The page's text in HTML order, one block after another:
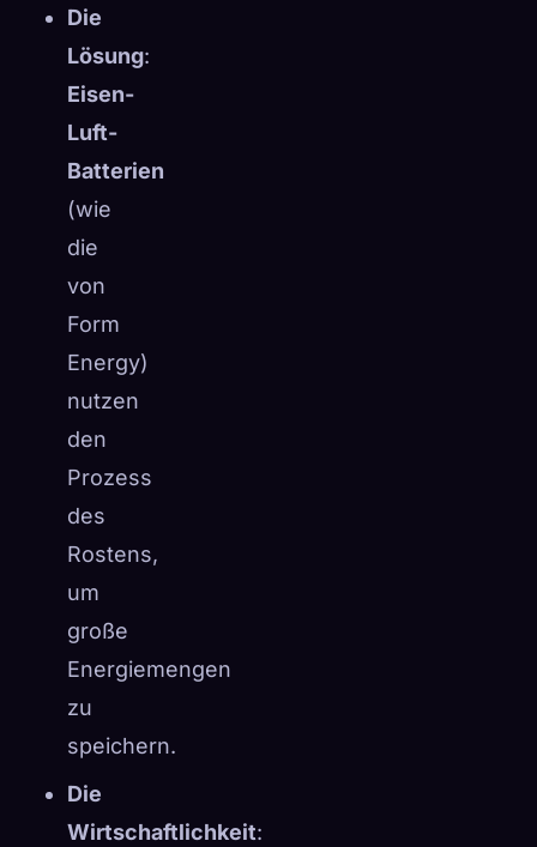
Die
Lösung:
Eisen-
Luft-
Batterien
(wie
die
von
Form
Energy)
nutzen
den
Prozess
des
Rostens,
um
große
Energiemengen
zu
speichern.
Die
Wirtschaftlichkeit: